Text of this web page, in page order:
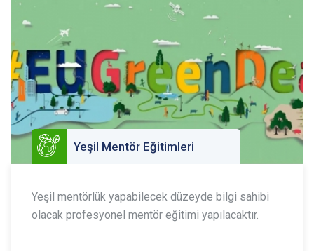
Yeşil Mentör Eğitimleri
Yeşil mentörlük yapabilecek düzeyde bilgi sahibi
olacak profesyonel mentör eğitimi yapılacaktır.